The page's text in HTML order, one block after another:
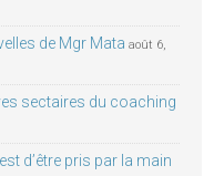
de Mgr Mata août 6,
sectaires du coaching
d’être pris par la main